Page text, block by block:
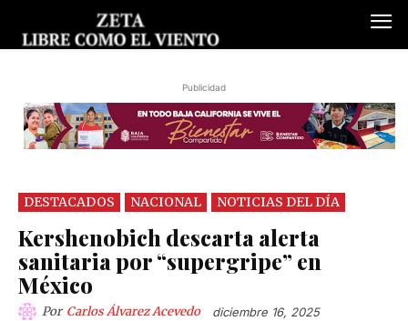
Publicidad
DESTACADOS NACIONAL NOTICIAS DEL DÍA
Kershenobich descarta alerta
sanitaria por “supergripe” en
México
Por Carlos Álvarez Acevedo diciembre 16, 2025